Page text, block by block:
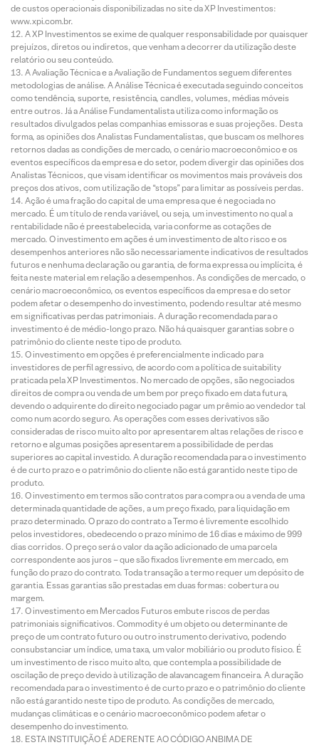
de custos operacionais disponibilizadas no site da XP Investimentos:
www.xpi.com.br.
A XP Investimentos se exime de qualquer responsabilidade por quaisquer
prejuízos, diretos ou indiretos, que venham a decorrer da utilização deste
relatório ou seu conteúdo.
A Avaliação Técnica e a Avaliação de Fundamentos seguem diferentes
metodologias de análise. A Análise Técnica é executada seguindo conceitos
como tendência, suporte, resistência, candles, volumes, médias móveis
entre outros. Já a Análise Fundamentalista utiliza como informação os
resultados divulgados pelas companhias emissoras e suas projeções. Desta
forma, as opiniões dos Analistas Fundamentalistas, que buscam os melhores
retornos dadas as condições de mercado, o cenário macroeconômico e os
eventos específicos da empresa e do setor, podem divergir das opiniões dos
Analistas Técnicos, que visam identificar os movimentos mais prováveis dos
preços dos ativos, com utilização de “stops” para limitar as possíveis perdas.
Ação é uma fração do capital de uma empresa que é negociada no
mercado. É um título de renda variável, ou seja, um investimento no qual a
rentabilidade não é preestabelecida, varia conforme as cotações de
mercado. O investimento em ações é um investimento de alto risco e os
desempenhos anteriores não são necessariamente indicativos de resultados
futuros e nenhuma declaração ou garantia, de forma expressa ou implícita, é
feita neste material em relação a desempenhos. As condições de mercado, o
cenário macroeconômico, os eventos específicos da empresa e do setor
podem afetar o desempenho do investimento, podendo resultar até mesmo
em significativas perdas patrimoniais. A duração recomendada para o
investimento é de médio-longo prazo. Não há quaisquer garantias sobre o
patrimônio do cliente neste tipo de produto.
O investimento em opções é preferencialmente indicado para
investidores de perfil agressivo, de acordo com a política de suitability
praticada pela XP Investimentos. No mercado de opções, são negociados
direitos de compra ou venda de um bem por preço fixado em data futura,
devendo o adquirente do direito negociado pagar um prêmio ao vendedor tal
como num acordo seguro. As operações com esses derivativos são
consideradas de risco muito alto por apresentarem altas relações de risco e
retorno e algumas posições apresentarem a possibilidade de perdas
superiores ao capital investido. A duração recomendada para o investimento
é de curto prazo e o patrimônio do cliente não está garantido neste tipo de
produto.
O investimento em termos são contratos para compra ou a venda de uma
determinada quantidade de ações, a um preço fixado, para liquidação em
prazo determinado. O prazo do contrato a Termo é livremente escolhido
pelos investidores, obedecendo o prazo mínimo de 16 dias e máximo de 999
dias corridos. O preço será o valor da ação adicionado de uma parcela
correspondente aos juros – que são fixados livremente em mercado, em
função do prazo do contrato. Toda transação a termo requer um depósito de
garantia. Essas garantias são prestadas em duas formas: cobertura ou
margem.
O investimento em Mercados Futuros embute riscos de perdas
patrimoniais significativos. Commodity é um objeto ou determinante de
preço de um contrato futuro ou outro instrumento derivativo, podendo
consubstanciar um índice, uma taxa, um valor mobiliário ou produto físico. É
um investimento de risco muito alto, que contempla a possibilidade de
oscilação de preço devido à utilização de alavancagem financeira. A duração
recomendada para o investimento é de curto prazo e o patrimônio do cliente
não está garantido neste tipo de produto. As condições de mercado,
mudanças climáticas e o cenário macroeconômico podem afetar o
desempenho do investimento.
ESTA INSTITUIÇÃO É ADERENTE AO CÓDIGO ANBIMA DE